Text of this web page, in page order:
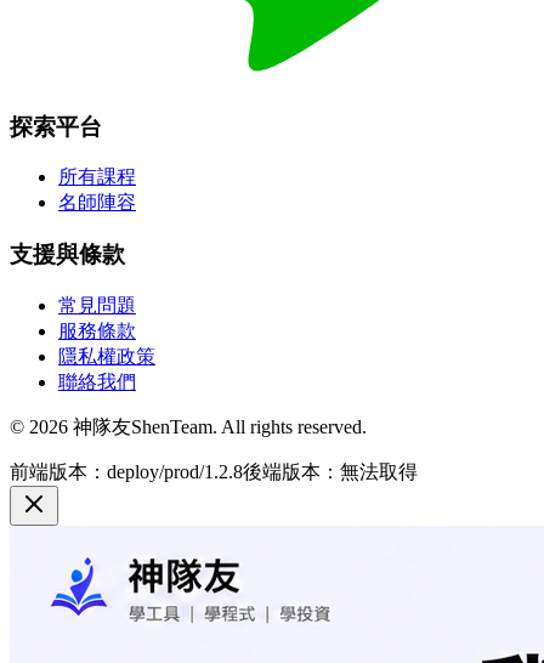
探索平台
所有課程
名師陣容
支援與條款
常見問題
服務條款
隱私權政策
聯絡我們
© 2026 神隊友ShenTeam. All rights reserved.
前端版本：deploy/prod/1.2.8後端版本：無法取得